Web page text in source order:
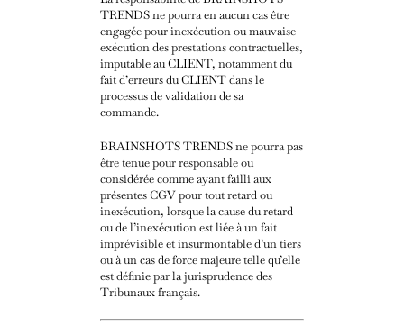
TRENDS ne pourra en aucun cas être
engagée pour inexécution ou mauvaise
exécution des prestations contractuelles,
imputable au CLIENT, notamment du
fait d’erreurs du CLIENT dans le
processus de validation de sa
commande.
BRAINSHOTS TRENDS ne pourra pas
être tenue pour responsable ou
considérée comme ayant failli aux
présentes CGV pour tout retard ou
inexécution, lorsque la cause du retard
ou de l’inexécution est liée à un fait
imprévisible et insurmontable d’un tiers
ou à un cas de force majeure telle qu’elle
est définie par la jurisprudence des
Tribunaux français.